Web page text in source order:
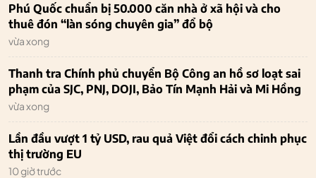
Phú Quốc chuẩn bị 50.000 căn nhà ở xã hội và cho
thuê đón “làn sóng chuyên gia” đổ bộ
vừa xong
Thanh tra Chính phủ chuyển Bộ Công an hồ sơ loạt sai
phạm của SJC, PNJ, DOJI, Bảo Tín Mạnh Hải và Mi Hồng
vừa xong
Lần đầu vượt 1 tỷ USD, rau quả Việt đổi cách chinh phục
thị trường EU
10 giờ trước